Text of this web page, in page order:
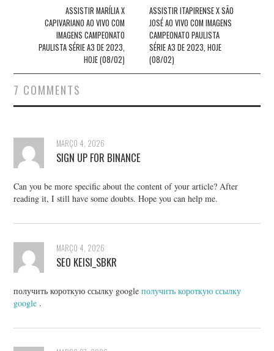
navigationASSISTIR MARÍLIA X
CAPIVARIANO AO VIVO COM
IMAGENS CAMPEONATO
PAULISTA SÉRIE A3 DE 2023,
HOJE (08/02)
ASSISTIR ITAPIRENSE X SÃO
JOSÉ AO VIVO COM IMAGENS
CAMPEONATO PAULISTA
SÉRIE A3 DE 2023, HOJE
(08/02)
7 COMMENTS
MARÇO 4, 2026
SIGN UP FOR BINANCE
Can you be more specific about the content of your article? After
reading it, I still have some doubts. Hope you can help me.
MARÇO 4, 2026
SEO KEISI_SBKR
получить короткую ссылку googleполучить короткую ссылку
google .